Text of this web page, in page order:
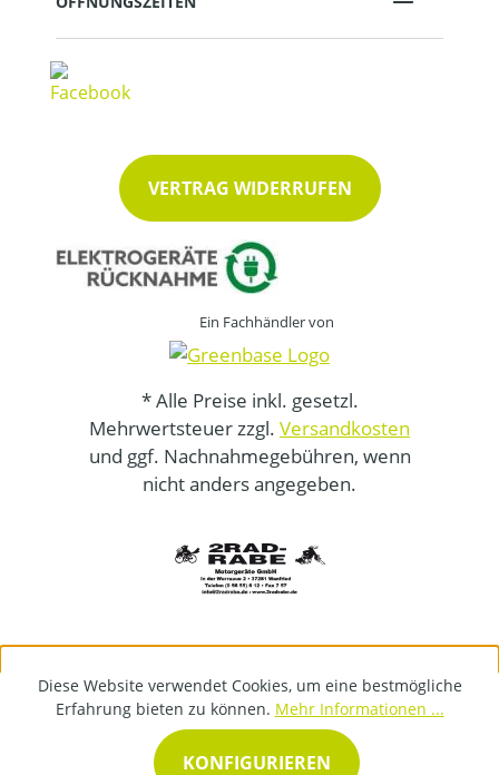
VERTRAG WIDERRUFEN
Ein Fachhändler von
* Alle Preise inkl. gesetzl.
Mehrwertsteuer zzgl. Versandkosten
und ggf. Nachnahmegebühren, wenn
nicht anders angegeben.
Diese Website verwendet Cookies, um eine bestmögliche
Erfahrung bieten zu können. Mehr Informationen ...
KONFIGURIEREN